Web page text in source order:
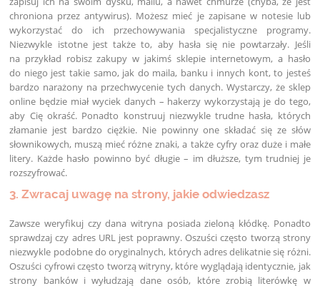
chroniona przez antywirus). Możesz mieć je zapisane w notesie lub
wykorzystać do ich przechowywania specjalistyczne programy.
Niezwykle istotne jest także to, aby hasła się nie powtarzały. Jeśli
na przykład robisz zakupy w jakimś sklepie internetowym, a hasło
do niego jest takie samo, jak do maila, banku i innych kont, to jesteś
bardzo narażony na przechwycenie tych danych. Wystarczy, że sklep
online będzie miał wyciek danych – hakerzy wykorzystają je do tego,
aby Cię okraść. Ponadto konstruuj niezwykle trudne hasła, których
złamanie jest bardzo ciężkie. Nie powinny one składać się ze słów
słownikowych, muszą mieć różne znaki, a także cyfry oraz duże i małe
litery. Każde hasło powinno być długie – im dłuższe, tym trudniej je
rozszyfrować.
3. Zwracaj uwagę na strony, jakie odwiedzasz
Zawsze weryfikuj czy dana witryna posiada zieloną kłódkę. Ponadto
sprawdzaj czy adres URL jest poprawny. Oszuści często tworzą strony
niezwykle podobne do oryginalnych, których adres delikatnie się różni.
Oszuści cyfrowi często tworzą witryny, które wyglądają identycznie, jak
strony banków i wyłudzają dane osób, które zrobią literówkę w